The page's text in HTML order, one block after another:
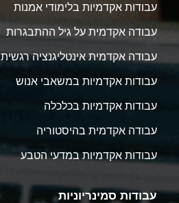
עבודות אקדמיות בלימודי אמנות
עבודה אקדמית על גיל ההתבגרות
עבודה אקדמית אינטליגנציה רגשית
עבודות אקדמיות במשאבי אנוש
עבודות אקדמיות בכלכלה
עבודה אקדמית בהיסטוריה
עבודות אקדמיות במדעי הטבע
עבודות סמינריוניות